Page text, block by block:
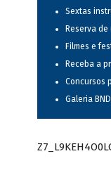
Sextas
Reserva
Filmes e
Receba a
Concursos
Galeria